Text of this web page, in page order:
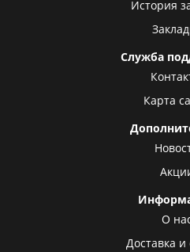
История
Служба
Карта
О
Доставка и